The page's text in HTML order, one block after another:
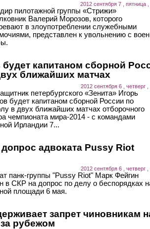
2012 сентября 7 , пятница ,
пилотажной группы «Стрижи»
Валерий Морозов, которого
в злоупотреблении служебными
представлен к увольнению с
капитаном сборной
ближайших матчах
2012 сентября 6 , четверг ,
петербургского «Зенита» Игорь
будет капитаном сборной России по
в двух ближайших матчах отборочного
чемпионата мира-2014 - с командами
Ирландии 7...
адвоката Pussy Riot
2012 сентября 6 , четверг ,
панк-группы "Pussy Riot" Марк Фейгин
в СКР на допрос по делу о беспорядках
площади 6 мая.
запрет чиновникам
рубежом